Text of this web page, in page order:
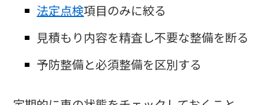
法定点検項目のみに絞る
見積もり内容を精査し不要な整備を断る
予防整備と必須整備を区別する